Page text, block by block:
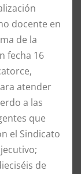
docente en
de la
fecha 16
atender
a las
que
el Sindicato
de